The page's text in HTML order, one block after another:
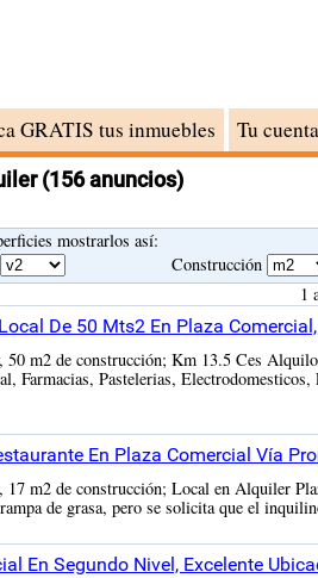
GRATIS tus inmuebles Tu cuenta
(156 anuncios)
mostrarlos así:
Construcción
1
De 50 Mts2 En Plaza
m2 de construcción; Km 13.5 Ces
Farmacias, Pastelerias,
En Plaza Comercial Vía
17 m2 de construcción; Local en Alquiler
de grasa, pero se solicita que el
En Segundo Nivel, Excelente